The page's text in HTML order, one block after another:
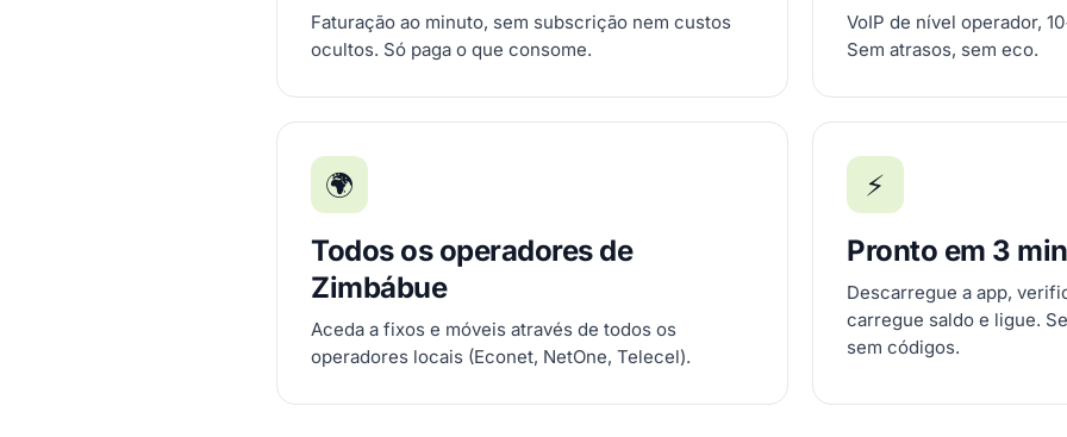
Faturação ao minuto, sem subscrição nem custos
ocultos. Só paga o que consome.
VoIP de nível operador,
Sem atrasos, sem eco.
🌍
Todos os operadores de
Zimbábue
Aceda a fixos e móveis através de todos os
operadores locais (Econet, NetOne, Telecel).
⚡
Pronto em 3
Descarregue a app,
carregue saldo e ligue.
sem códigos.